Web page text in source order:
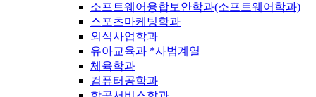
소프트웨어융합보안학과(소프트웨어학과)
스포츠마케팅학과
외식사업학과
유아교육과 *사범계열
체육학과
컴퓨터공학과